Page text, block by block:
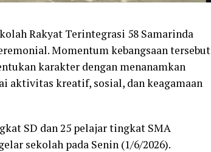
Rakyat Terintegrasi 58 Samarinda
Momentum kebangsaan tersebut
karakter dengan menanamkan
aktivitas kreatif, sosial, dan keagamaan
SD dan 25 pelajar tingkat SMA
sekolah pada Senin (1/6/2026).